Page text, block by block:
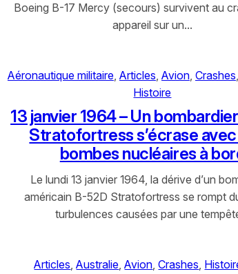
Boeing B-17 Mercy (secours) survivent au
appareil sur un…
Aéronautique militaire, Articles, Avion, Crashes,
Histoire
13 janvier 1964 – Un
Stratofortress s’écrase
bombes nucléaires à
Le lundi 13 janvier 1964, la dérive d’un
américain B-52D Stratofortress se rompt
turbulences causées par une
Articles, Australie, Avion, Crashes,